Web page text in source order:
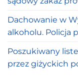
Dachowanie w
alkoholu. Policja
Poszukiwany
przez giżyckich